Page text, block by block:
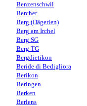
Benzenschwil
Bercher
Berg (Dägerlen)
Berg am Irchel
Berg SG
Berg TG
Bergdietikon
Beride di Bedigliora
Berikon
Beringen
Berken
Berlens